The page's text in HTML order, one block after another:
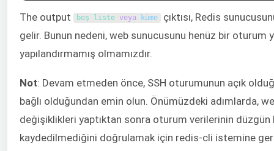
The output boş liste veya küme çıktısı, Redis
gelir. Bunun nedeni, web sunucusunu henüz bir oturum
yapılandırmamış olmamızdır.
Not: Devam etmeden önce, SSH oturumunun açık
bağlı olduğundan emin olun. Önümüzdeki adımlarda,
değişiklikleri yaptıktan sonra oturum verilerinin
kaydedilmediğini doğrulamak için redis-cli istemine